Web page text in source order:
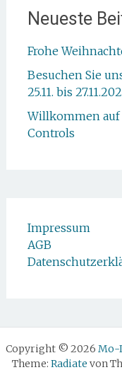
Neueste
Frohe
Besuchen Sie
25.11. bis
Willkommen
Controls
Impressum
AGB
Copyright © 2026 Mo-
Theme: Radiate von